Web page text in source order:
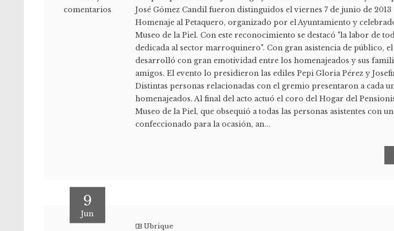
comentarios
José Gómez Candil fueron distinguidos el viernes 7 de junio de 2013
Homenaje al Petaquero, organizado por el Ayuntamiento y
Museo de la Piel. Con este reconocimiento se destacó "la labor de
dedicada al sector marroquinero". Con gran asistencia de público, el
desarrolló con gran emotividad entre los homenajeados y sus
amigos. El evento lo presidieron las ediles Pepi Gloria Pérez y
Distintas personas relacionadas con el gremio presentaron a cada
homenajeados. Al final del acto actuó el coro del Hogar del
Museo de la Piel, que obsequió a todas las personas asistentes con
confeccionado para la ocasión, an...
9
Jun
Ubrique